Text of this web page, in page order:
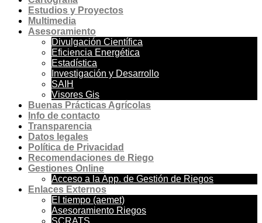
Estudios y Proyectos
Multimedia
Asesoramiento
Divulgación Científica
Eficiencia Energética
Estadística
Investigación y Desarrollo
SAIH
Visores Gis
Buenas Prácticas Agrícolas
Info de contacto
Transparencia
Datos legales
Política de Privacidad
Recomendaciones de Riego
Gestiones Online
Acceso a la App. de Gestión de Riegos
Enlaces Externos
El tiempo (aemet)
Asesoramiento Riegos
SCRATS